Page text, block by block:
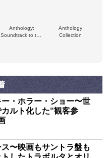
Anthology:
Soundtrack to the
Anthology
Collection
ー・ホラー・ショー〜世
ルト化した“観客参
〜映画もサントラ盤も